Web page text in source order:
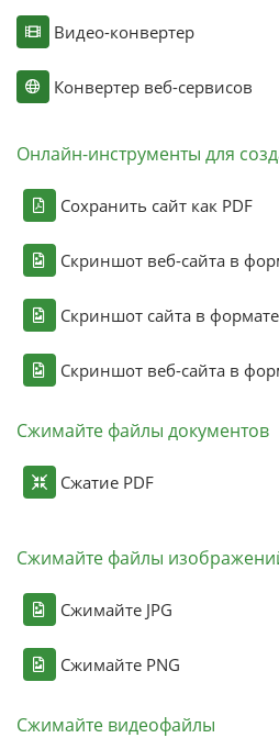
Видео-конвертер
Конвертер веб-сервисов
Онлайн-инструменты для
Сохранить сайт как PDF
Скриншот веб-сайта в
Скриншот сайта в
Скриншот веб-сайта в
Сжимайте файлы документов
Сжатие PDF
Сжимайте файлы
Сжимайте JPG
Сжимайте PNG
Сжимайте видеофайлы